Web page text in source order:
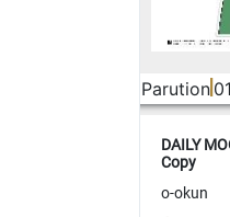
Parution
DAILY
Copy
o-okun